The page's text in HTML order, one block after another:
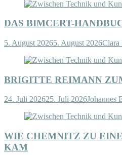
DAS BIMCERT-
5. August 20265. August 2026Clara
BRIGITTE REIMANN
24. Juli 202625. Juli 2026Johannes
WIE CHEMNITZ ZU
KAM